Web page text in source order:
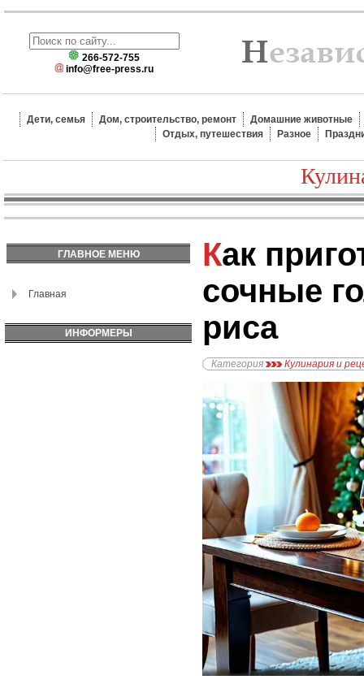
266-572-755
info@free-press.ru
Дети, семья Дом, строительство, ремонт
Домашние животные
Отдых, путешествия
Разное
ГЛАВНОЕ МЕНЮ
Главная
ИНФОРМЕРЫ
Как приготовить
сочные
риса
Категория Кулинария и